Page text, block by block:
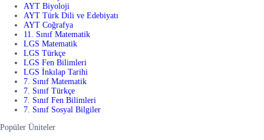
AYT Biyoloji
AYT Türk Dili ve Edebiyatı
AYT Coğrafya
11. Sınıf Matematik
LGS Matematik
LGS Türkçe
LGS Fen Bilimleri
LGS İnkılap Tarihi
7. Sınıf Matematik
7. Sınıf Türkçe
7. Sınıf Fen Bilimleri
7. Sınıf Sosyal Bilgiler
Popüler Üniteler